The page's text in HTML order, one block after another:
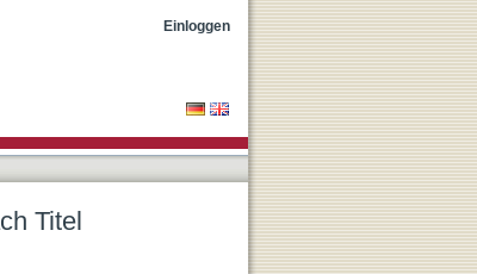
Einloggen
Titel